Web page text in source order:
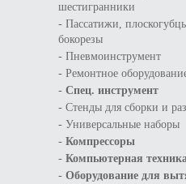
шестигранники
- Пассатижи,
бокорезы
- Пневмоинструмент
- Ремонтное
- Спец. инструмент
- Стенды для сборки и
- Универсальные наборы
- Компрессоры
- Компьютерная
- Оборудование для